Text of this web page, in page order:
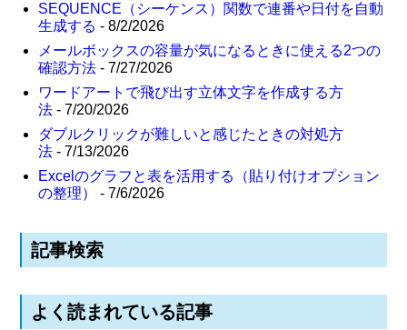
SEQUENCE（シーケンス）関数で連番や日付を自動
生成する - 8/2/2026
メールボックスの容量が気になるときに使える2つの
確認方法 - 7/27/2026
ワードアートで飛び出す立体文字を作成する方
法 - 7/20/2026
ダブルクリックが難しいと感じたときの対処方
法 - 7/13/2026
Excelのグラフと表を活用する（貼り付けオプション
の整理）
- 7/6/2026
記事検索
よく読まれている記事